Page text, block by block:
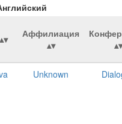
Аффилиация
Unknown